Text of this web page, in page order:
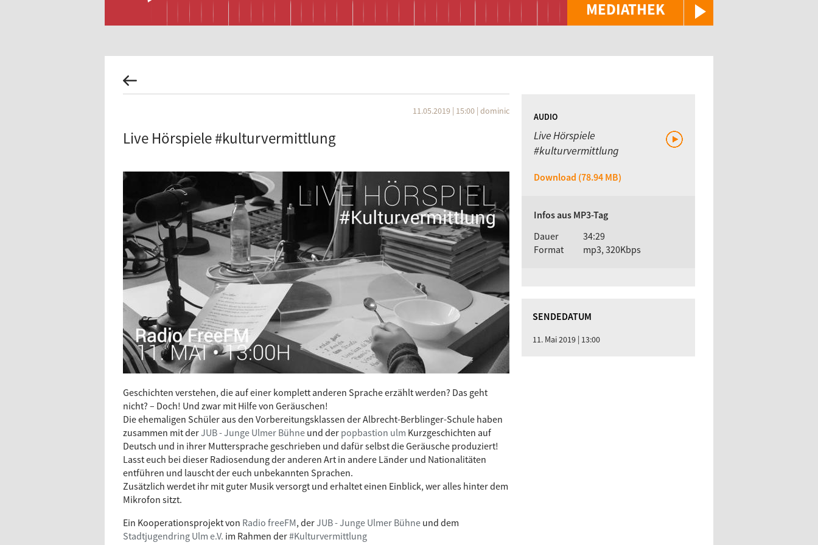
MEDIATHEK
11.05.2019 | 15:00 | dominic
Live Hörspiele #kulturvermittlung
Geschichten verstehen, die auf einer komplett anderen Sprache erzählt werden? Das geht
nicht? – Doch! Und zwar mit Hilfe von Geräuschen!
Die ehemaligen Schüler aus den Vorbereitungsklassen der Albrecht-Berblinger-Schule haben
zusammen mit derJUB - Junge Ulmer Bühne und der popbastion ulm Kurzgeschichten auf
Deutsch und in ihrer Muttersprache geschrieben und dafür selbst die Geräusche produziert!
Lasst euch bei dieser Radiosendung der anderen Art in andere Länder und Nationalitäten
entführen und lauscht der euch unbekannten Sprachen.
Zusätzlich werdet ihr mit guter Musik versorgt und erhaltet einen Einblick, wer alles hinter dem
Mikrofon sitzt.
Ein Kooperationsprojekt von Radio freeFM, derJUB - Junge Ulmer Bühne und dem
Stadtjugendring Ulm e.V. im Rahmen der#Kulturvermittlung
AUDIO
Live Hörspiele
#kulturvermittlung
Download (78.94 MB)
Infos aus MP3-Tag
Dauer
34:29
Format
mp3, 320Kbps
SENDEDATUM
11. Mai 2019 | 13:00